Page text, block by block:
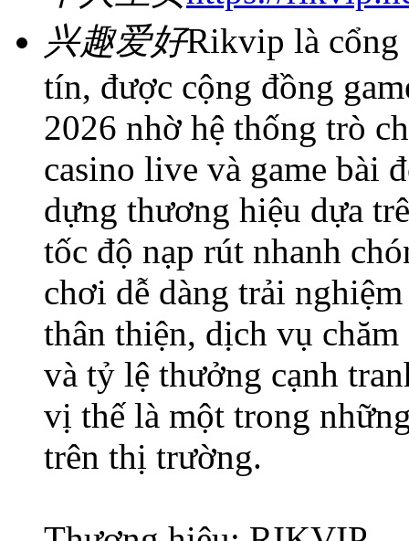
兴趣爱好Rikvip là cổng
tín, được cộng đồng
2026 nhờ hệ thống trò
casino live và game bài
dựng thương hiệu dựa
tốc độ nạp rút nhanh
chơi dễ dàng trải
thân thiện, dịch vụ
và tỷ lệ thưởng cạnh
vị thế là một trong
trên thị trường.